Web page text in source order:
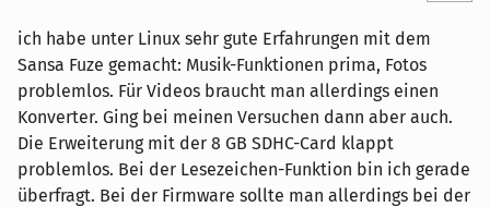
ich habe unter Linux sehr gute Erfahrungen mit dem
Sansa Fuze gemacht: Musik-Funktionen prima, Fotos
problemlos. Für Videos braucht man allerdings einen
Konverter. Ging bei meinen Versuchen dann aber auch.
Die Erweiterung mit der 8 GB SDHC-Card klappt
problemlos. Bei der Lesezeichen-Funktion bin ich gerade
überfragt. Bei der Firmware sollte man allerdings bei der